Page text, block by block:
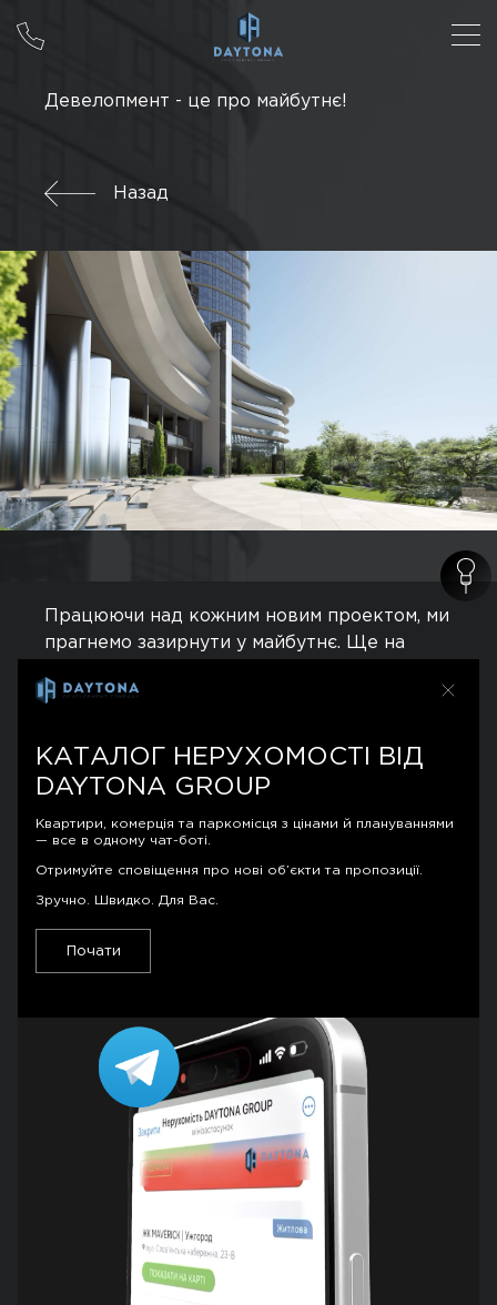
Девелопмент - це про майбутнє!
Назад
Працюючи над кожним новим проектом, ми
прагнемо зазирнути у майбутнє. Ще на
для кого створюємо середовище
фактором у формуванні комфортних умов
на довгі роки.
Поняття «проекту» не обмежується
країни, планети. Це наш посильний вклад в
їх розвиток і майбутнє.
Ми працюємо з повагою до людей -
інтересів нових поколінь.
Праця будівельника - творення. Це
спадщина, яку ми залишаємо на землі.
Девелопмент - відповідальність, значно
більша ніж дотримання норм, законів і
вимог. Це добровільні, продиктовані
мораллю і внутрішніми принципами,
зобов'язання і конкретні дії по
відношенню до соціуму,
КАТАЛОГ НЕРУХОМОСТІ ВІД
DAYTONA GROUP
Квартири, комерція та паркомісця з цінами й плануваннями
— все в одному чат-боті.
Отримуйте сповіщення про нові об’єкти та пропозиції.
Зручно. Швидко. Для Вас.
Почати